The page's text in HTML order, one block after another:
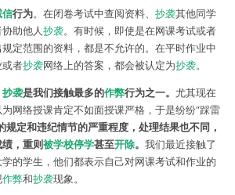
信行为。在闭卷考试中查阅资料、 抄袭其他同学
助他人抄袭。有时候，即使是在网课考试或者
定范围的资料，都是不允许的。在平时作业中
或者抄袭网络上的答案，都会被认定为抄袭。
抄袭是我们接触最多的作弊行为之一。 尤其现在
网络授课肯定不如面授课严格，于是纷纷“踩雷
规定和违纪情节的严重程度，处理结果也不同，
，重则 被学校停学甚至开除。 我们最近接触了
的学生，他们都表示自己对网课考试和作业的
作弊和抄袭现象。